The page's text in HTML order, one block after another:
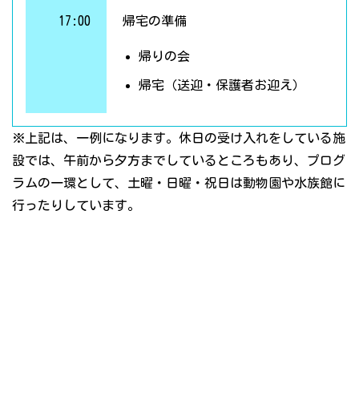
17:00 帰宅の準備
帰りの会
帰宅（送迎・保護者お迎え）
※上記は、一例になります。休日の受け入れをしている施
設では、午前から夕方までしているところもあり、プログ
ラムの一環として、土曜・日曜・祝日は動物園や水族館に
行ったりしています。